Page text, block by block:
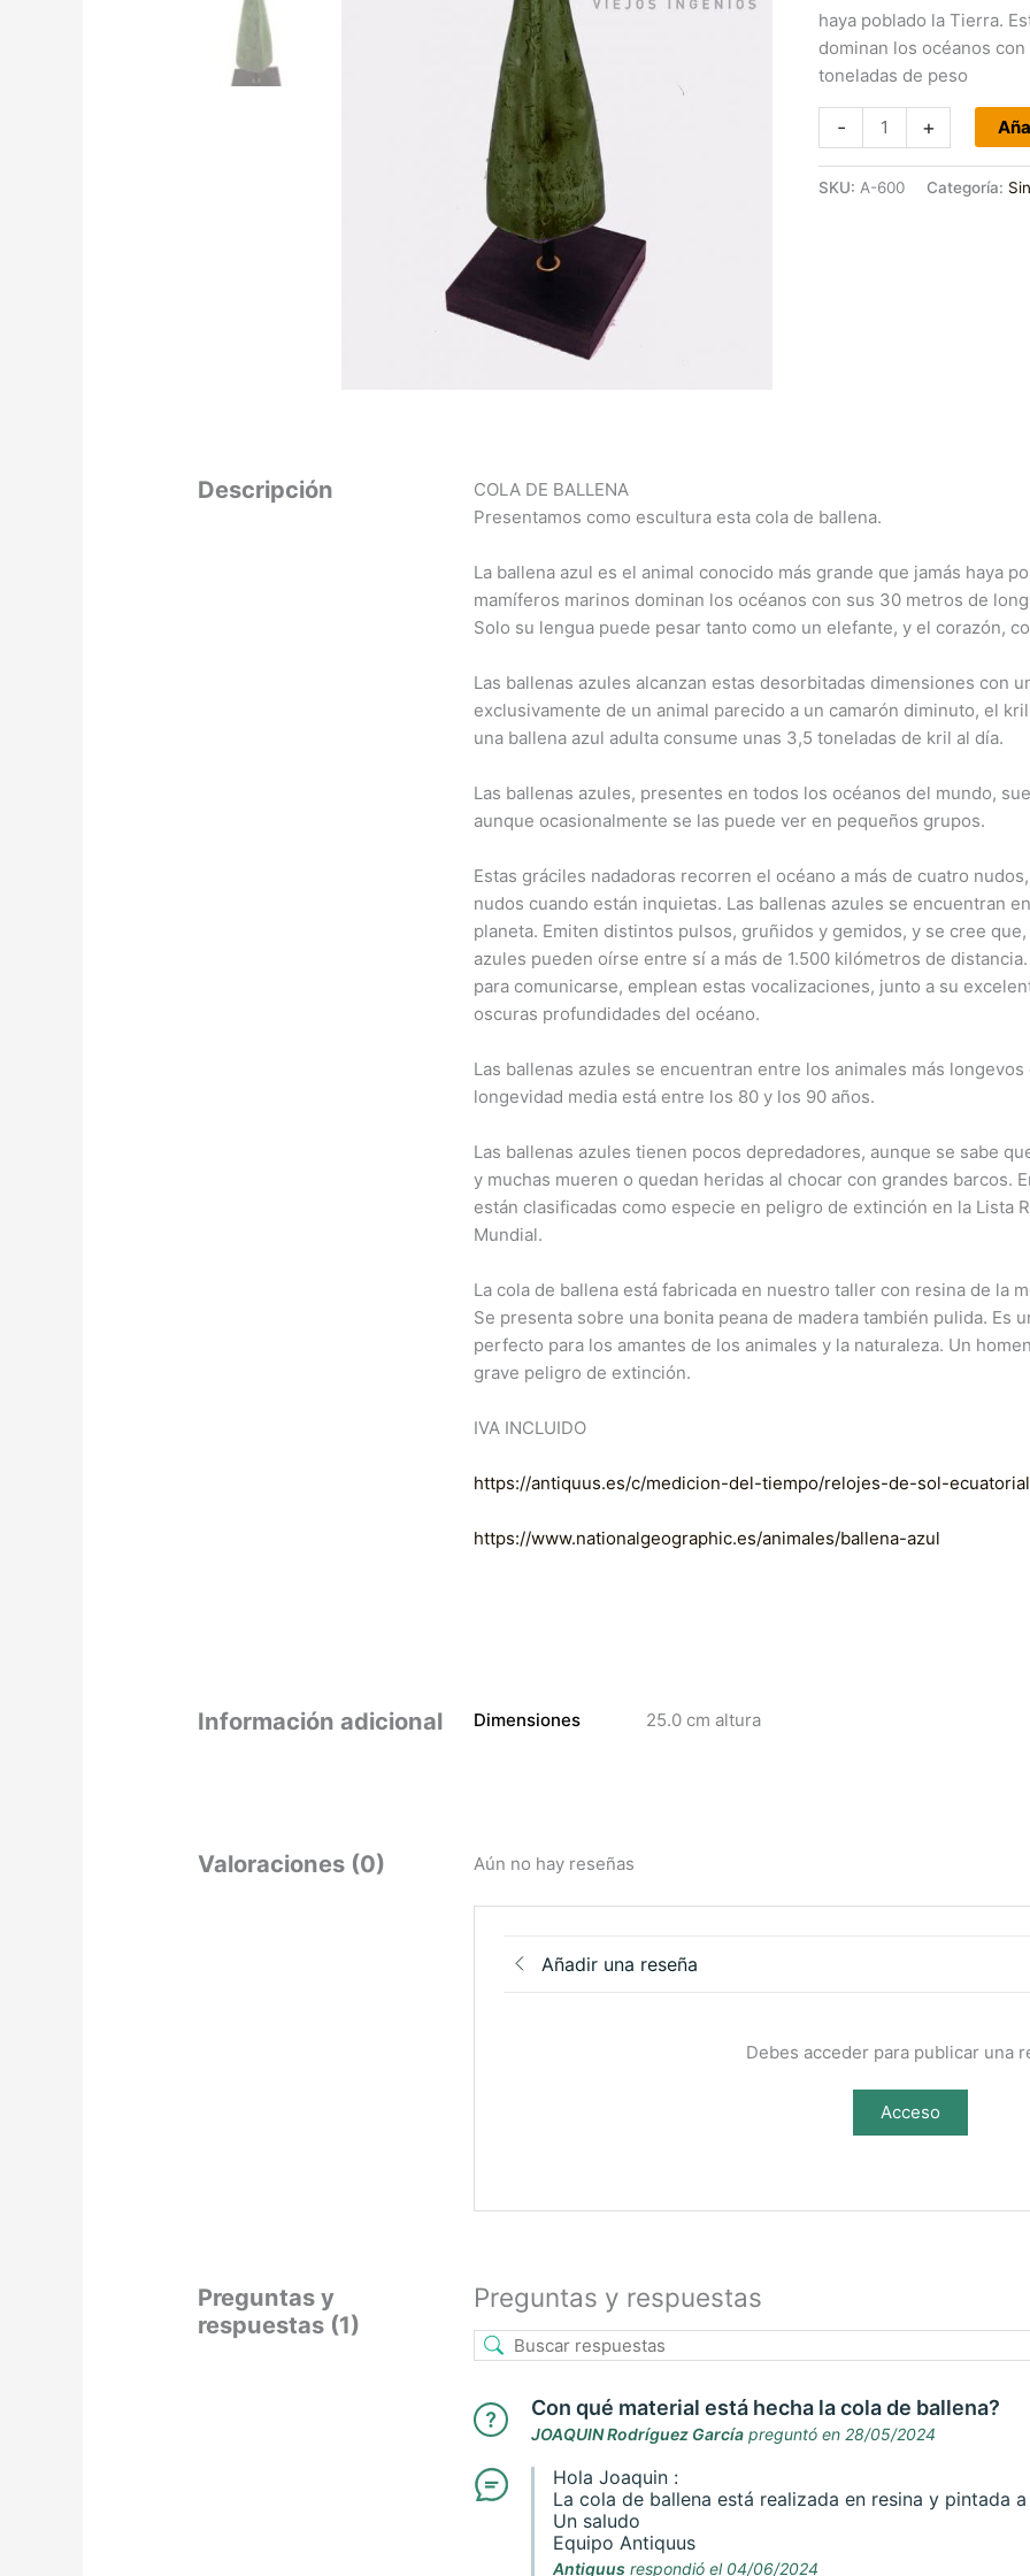
haya poblado la Tierra.
dominan los océanos
toneladas de peso
- +
SKU: A-600 Categoría:
Descripción
COLA DE BALLENA
Presentamos como escultura esta cola de ballena.
La ballena azul es el animal conocido más grande que jamás haya
mamíferos marinos dominan los océanos con sus 30 metros de
Solo su lengua puede pesar tanto como un elefante, y el corazón,
Las ballenas azules alcanzan estas desorbitadas dimensiones con
exclusivamente de un animal parecido a un camarón diminuto, el
una ballena azul adulta consume unas 3,5 toneladas de kril al día.
Las ballenas azules, presentes en todos los océanos del mundo,
aunque ocasionalmente se las puede ver en pequeños grupos.
Estas gráciles nadadoras recorren el océano a más de cuatro
nudos cuando están inquietas. Las ballenas azules se encuentran
planeta. Emiten distintos pulsos, gruñidos y gemidos, y se cree
azules pueden oírse entre sí a más de 1.500 kilómetros de
para comunicarse, emplean estas vocalizaciones, junto a su
oscuras profundidades del océano.
Las ballenas azules se encuentran entre los animales más
longevidad media está entre los 80 y los 90 años.
Las ballenas azules tienen pocos depredadores, aunque se sabe
y muchas mueren o quedan heridas al chocar con grandes barcos.
están clasificadas como especie en peligro de extinción en la Lista
Mundial.
La cola de ballena está fabricada en nuestro taller con resina de la
Se presenta sobre una bonita peana de madera también pulida. Es
perfecto para los amantes de los animales y la naturaleza. Un
grave peligro de extinción.
IVA INCLUIDO
https://antiquus.es/c/medicion-del-tiempo/relojes-de-sol-
https://www.nationalgeographic.es/animales/ballena-azul
Información adicional Dimensiones 25.0 cm altura
Valoraciones (0) Aún no hay reseñas
Añadir una reseña
Debes acceder para publicar una
Acceso
Preguntas y
respuestas (1)
Preguntas y respuestas
Con qué material está hecha la cola de ballena?
JOAQUIN Rodríguez García preguntó en 28/05/2024
Hola Joaquin :
La cola de ballena está realizada en resina y pintada a
Un saludo
Equipo Antiquus
Antiquus respondió el 04/06/2024